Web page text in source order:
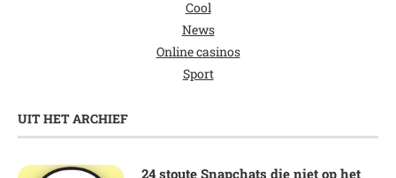
Cool
News
Online casinos
Sport
UIT HET ARCHIEF
24 stoute Snapchats die niet op het